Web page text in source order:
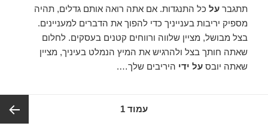
תתגברעל כל התנגדות. אם אתה רואה אותם גדלים, תהיה
מספיק יריבות בענייניך כדי להפוך את הדברים למעניינים.
בצל מבושל, מציין שלווה ורווחים קטנים בעסקים. לחלום
שאתה חותך בצל ולהרגיש את המיץ הנמלט בעיניך, מציין
שאתה יובסעל ידי היריבים שלך….
עמוד 1